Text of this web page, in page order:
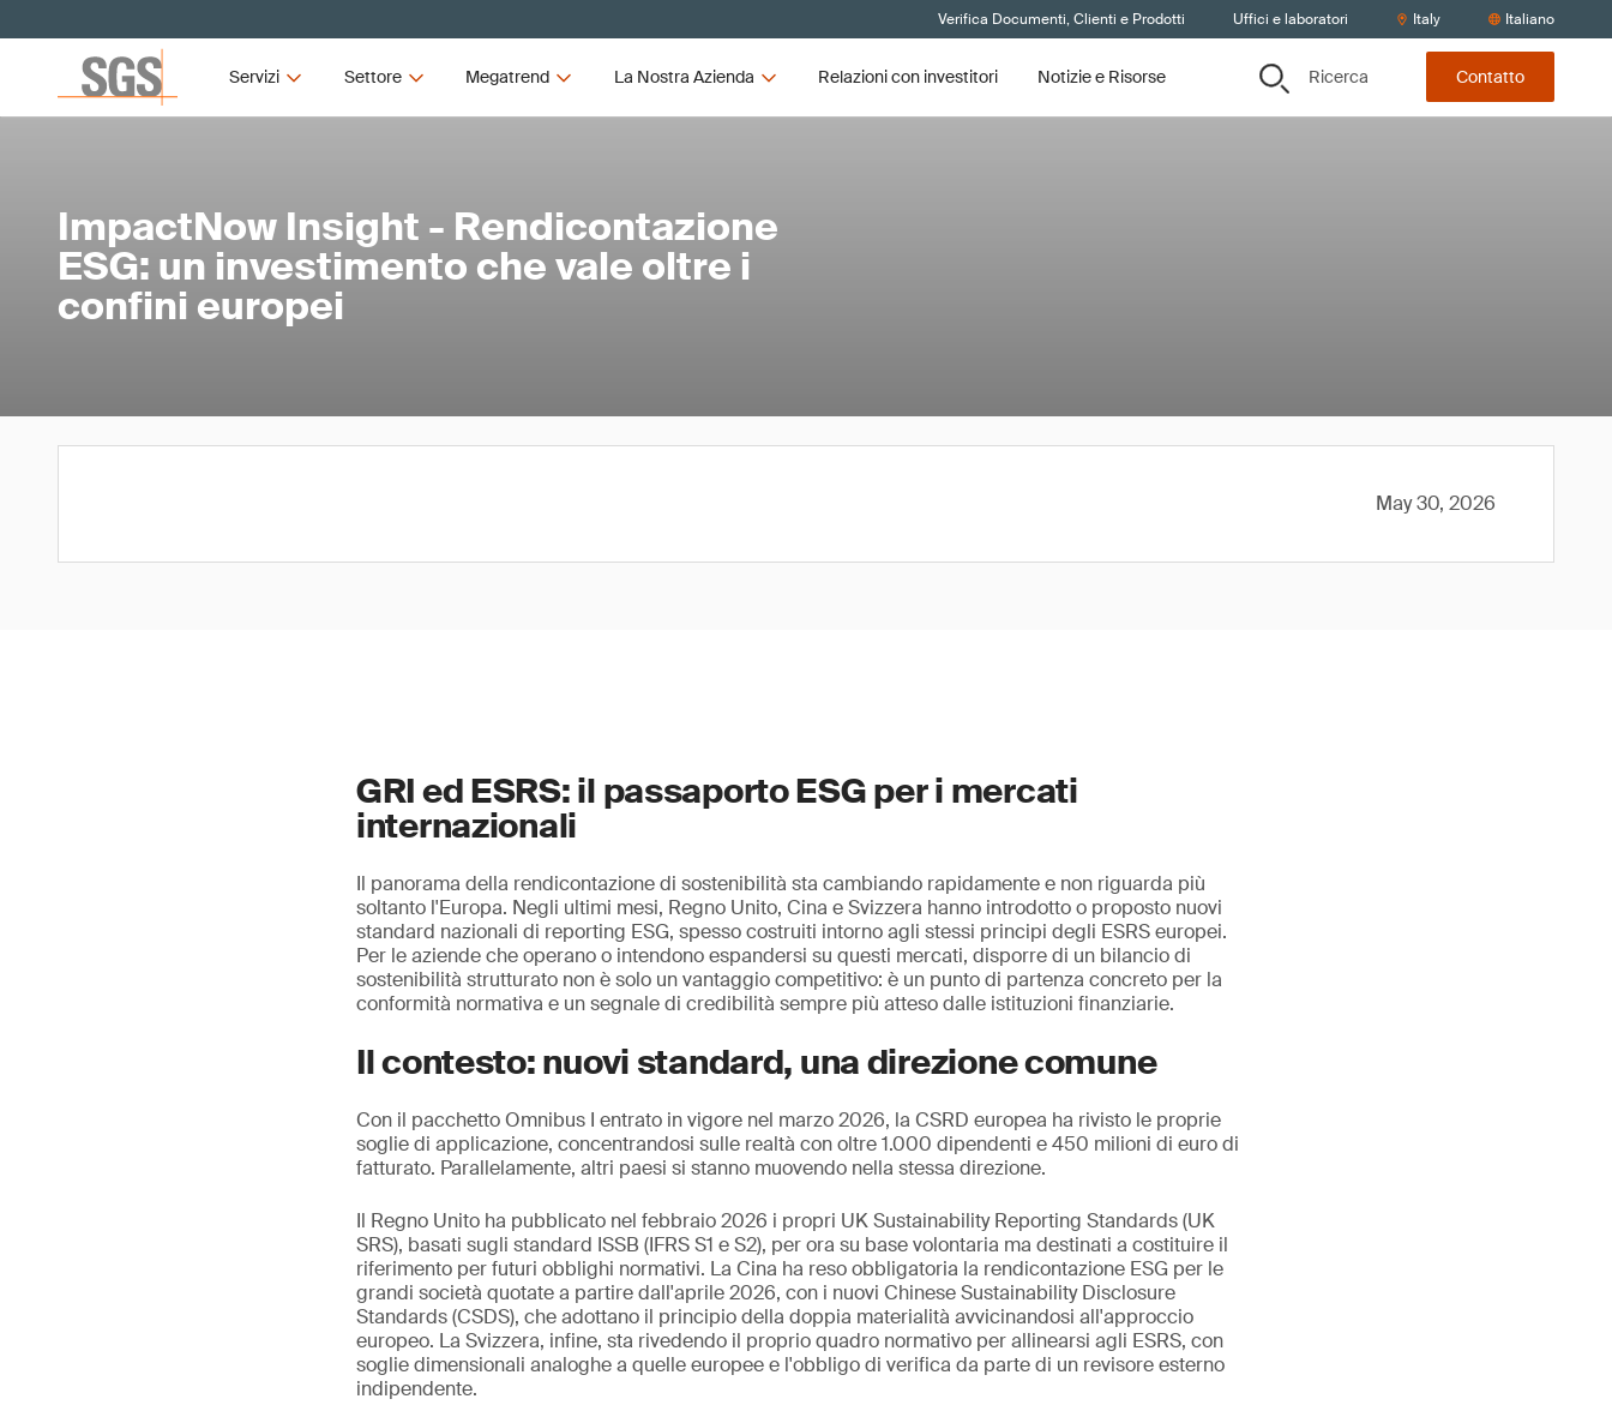
Verifica Documenti, Clienti e Prodotti Uffici e laboratori Italy Italiano
Servizi Settore Megatrend La Nostra Azienda Relazioni con investitori Notizie e Risorse Ricerca Contatto
ImpactNow Insight - Rendicontazione
ESG: un investimento che vale oltre i
confini europei
May 30, 2026
GRI ed ESRS: il passaporto ESG per i mercati
internazionali
Il panorama della rendicontazione di sostenibilità sta cambiando rapidamente e non riguarda più
soltanto l'Europa. Negli ultimi mesi, Regno Unito, Cina e Svizzera hanno introdotto o proposto nuovi
standard nazionali di reporting ESG, spesso costruiti intorno agli stessi principi degli ESRS europei.
Per le aziende che operano o intendono espandersi su questi mercati, disporre di un bilancio di
sostenibilità strutturato non è solo un vantaggio competitivo: è un punto di partenza concreto per la
conformità normativa e un segnale di credibilità sempre più atteso dalle istituzioni finanziarie.
Il contesto: nuovi standard, una direzione comune
Con il pacchetto Omnibus I entrato in vigore nel marzo 2026, la CSRD europea ha rivisto le proprie
soglie di applicazione, concentrandosi sulle realtà con oltre 1.000 dipendenti e 450 milioni di euro di
fatturato. Parallelamente, altri paesi si stanno muovendo nella stessa direzione.
Il Regno Unito ha pubblicato nel febbraio 2026 i propri UK Sustainability Reporting Standards (UK
SRS), basati sugli standard ISSB (IFRS S1 e S2), per ora su base volontaria ma destinati a costituire il
riferimento per futuri obblighi normativi. La Cina ha reso obbligatoria la rendicontazione ESG per le
grandi società quotate a partire dall'aprile 2026, con i nuovi Chinese Sustainability Disclosure
Standards (CSDS), che adottano il principio della doppia materialità avvicinandosi all'approccio
europeo. La Svizzera, infine, sta rivedendo il proprio quadro normativo per allinearsi agli ESRS, con
soglie dimensionali analoghe a quelle europee e l'obbligo di verifica da parte di un revisore esterno
indipendente.